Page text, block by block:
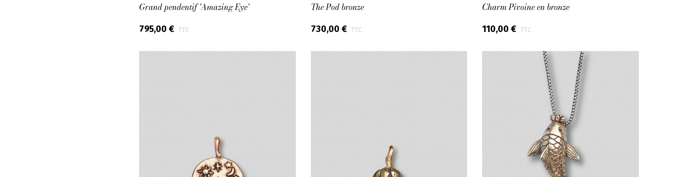
Grand pendentif 'Amazing Eye'
795,00 € TTC
The Pod bronze
730,00 € TTC
Charm Pivoine en bronze
110,00 € TTC